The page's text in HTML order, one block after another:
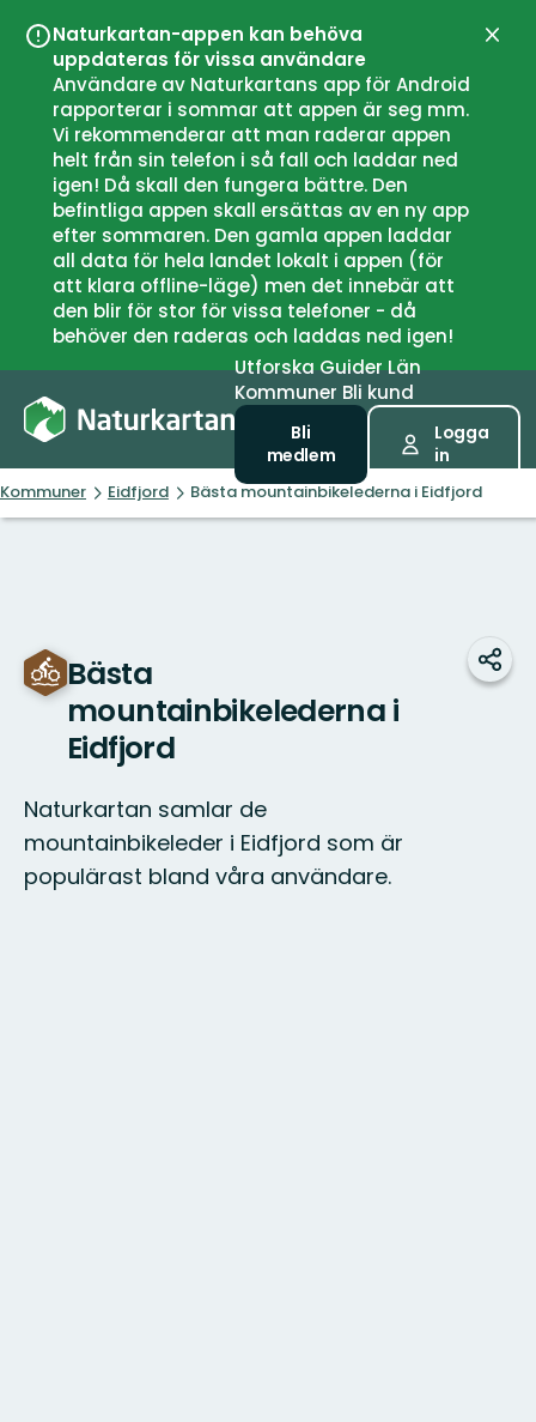
Naturkartan-appen kan behöva
uppdateras för vissa användare
Användare av Naturkartans app för Android
rapporterar i sommar att appen är seg mm.
Vi rekommenderar att man raderar appen
helt från sin telefon i så fall och laddar ned
igen! Då skall den fungera bättre. Den
befintliga appen skall ersättas av en ny app
efter sommaren. Den gamla appen laddar
all data för hela landet lokalt i appen (för
att klara offline-läge) men det innebär att
den blir för stor för vissa telefoner - då
behöver den raderas och laddas ned igen!
UtforskaGuiderLän
Kommuner Bli kund
Bli
medlem
Logga
in
Kommuner Eidfjord Bästa mountainbikelederna i Eidfjord
Bästa
mountainbikelederna i
Eidfjord
Naturkartan samlar de
mountainbikeleder i Eidfjord som är
populärast bland våra användare.
Dela